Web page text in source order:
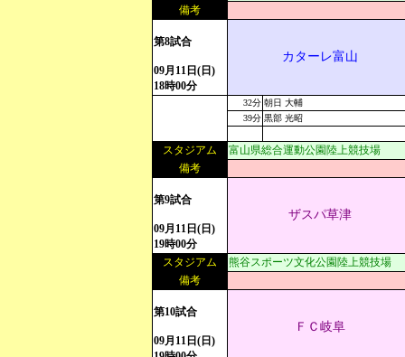
備考
第8試合
09月11日(日)
18時00分
カターレ富山
32分 朝日 大輔
39分 黒部 光昭
スタジアム
富山県総合運動公園陸上競技場
備考
第9試合
09月11日(日)
19時00分
ザスパ草津
スタジアム
熊谷スポーツ文化公園陸上競技場
備考
第10試合
09月11日(日)
ＦＣ岐阜